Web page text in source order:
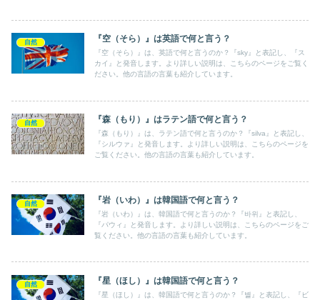
自然 『空（そら）』は英語で何と言う？
『空（そら）』は、英語で何と言うのか？『sky』と表記し、『ス
カイ』と発音します。より詳しい説明は、こちらのページをご覧く
ださい。他の言語の言葉も紹介しています。
自然 『森（もり）』はラテン語で何と言う？
『森（もり）』は、ラテン語で何と言うのか？『silva』と表記し、
『シルウァ』と発音します。より詳しい説明は、こちらのページを
ご覧ください。他の言語の言葉も紹介しています。
自然 『岩（いわ）』は韓国語で何と言う？
『岩（いわ）』は、韓国語で何と言うのか？『바위』と表記し、
『パウィ』と発音します。より詳しい説明は、こちらのページをご
覧ください。他の言語の言葉も紹介しています。
自然 『星（ほし）』は韓国語で何と言う？
『星（ほし）』は、韓国語で何と言うのか？『별』と表記し、『ビ